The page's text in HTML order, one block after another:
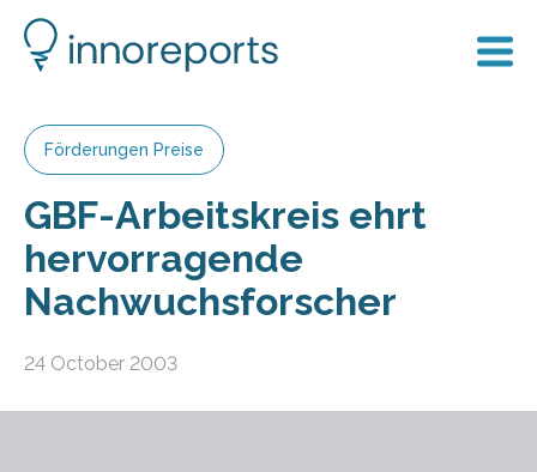
Förderungen Preise
GBF-Arbeitskreis ehrt
hervorragende
Nachwuchsforscher
24 October 2003